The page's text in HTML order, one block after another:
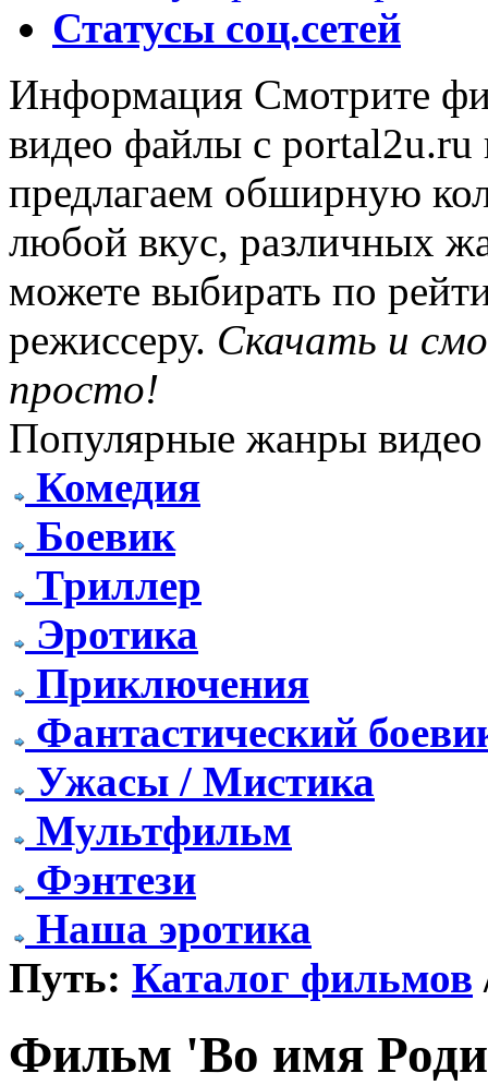
Статусы соц.сетей
Информация Смотрите
видео файлы с
предлагаем обширную
любой вкус, различных
можете выбирать по
режиссеру. Скачать и
просто!
Популярные жанры видео
Комедия
Боевик
Триллер
Эротика
Приключения
Фантастический
Ужасы / Мистика
Мультфильм
Фэнтези
Наша эротика
Путь: Каталог фильмов
Фильм 'Во имя